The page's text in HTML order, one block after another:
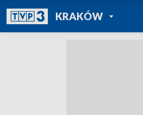
KRAKÓWPOWRÓT DO
TVP REGIONY